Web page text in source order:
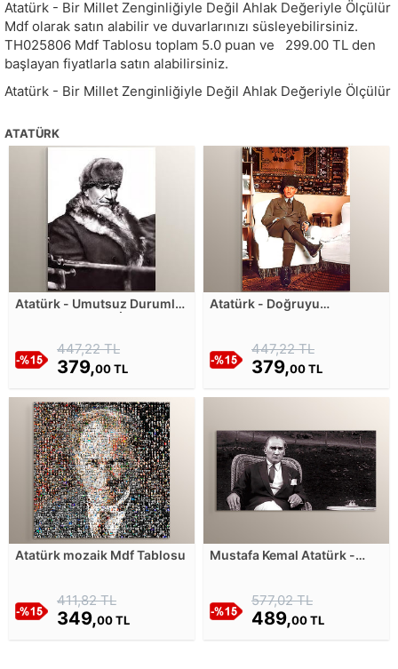
Atatürk - Bir Millet Zenginliğiyle Değil Ahlak Değeriyle Ölçülür
Mdf olarak satın alabilir ve duvarlarınızı süsleyebilirsiniz.
TH025806 Mdf Tablosu toplam 5.0 puan ve 299.00 TL den
başlayan fiyatlarla satın alabilirsiniz.
Atatürk - Bir Millet Zenginliğiyle Değil Ahlak Değeriyle Ölçülür
ATATÜRK
Atatürk - Umutsuz Durumlar
447,22 TL
379,00 TL
Atatürk - Doğruyu
447,22 TL
379,00 TL
Atatürk mozaik Mdf Tablosu
411,82 TL
349,00 TL
Mustafa Kemal Atatürk -
büyük olur Mdf Tablosu
577,02 TL
489,00 TL